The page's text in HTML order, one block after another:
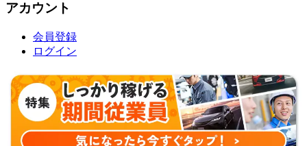
アカウント
会員登録
ログイン